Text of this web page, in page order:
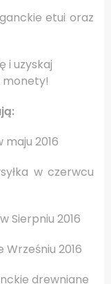
etui oraz
i uzyskaj
monety!
maju 2016
w czerwcu
Sierpniu 2016
Wrześniu 2016
drewniane